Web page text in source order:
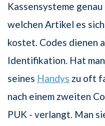
Kassensysteme
welchen Artikel es
kostet. Codes dienen
Identifikation. Hat
seines Handys zu oft
nach einem zweiten
PUK - verlangt. Man